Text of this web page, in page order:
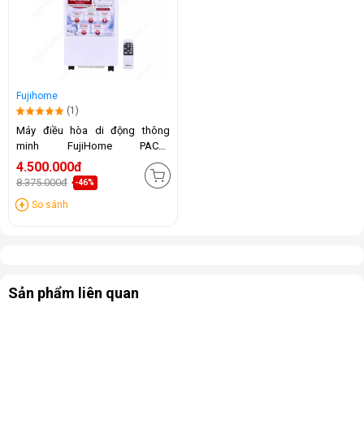
Fujihome
(1)
Máy điều hòa di động thông
minh FujiHome PAC07
(7000BTU)
4.500.000đ
8.375.000đ -46%
So sánh
Sản phẩm liên quan